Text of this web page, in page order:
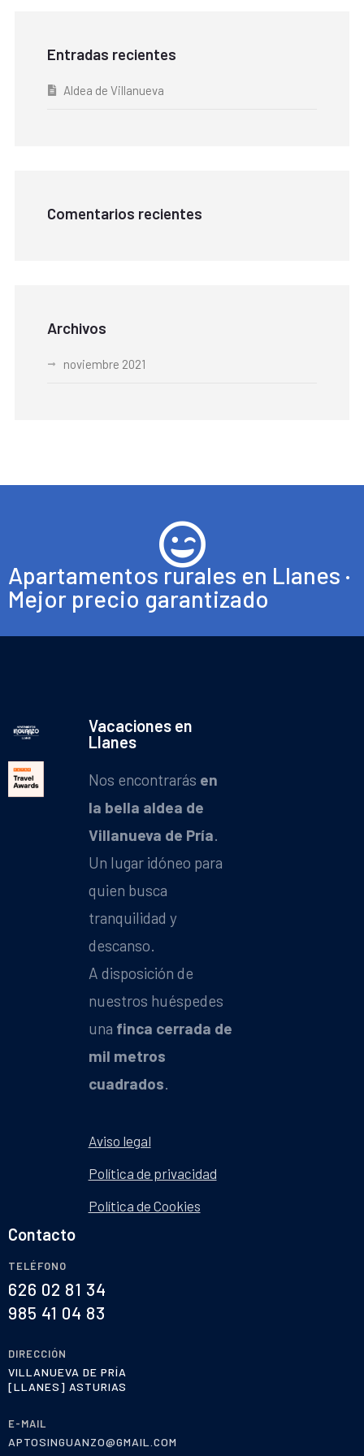
Entradas recientes
Aldea de Villanueva
Comentarios recientes
Archivos
noviembre 2021
Apartamentos rurales en Llanes ·
Mejor precio garantizado
Vacaciones en
Llanes
Nos encontrarás en
la bella aldea de
Villanueva de Pría.
Un lugar idóneo para
quien busca
tranquilidad y
descanso.
A disposición de
nuestros huéspedes
una finca cerrada de
mil metros
cuadrados.
Aviso legal
Política de privacidad
Política de Cookies
Contacto
TELÉFONO
626 02 81 34
985 41 04 83
DIRECCIÓN
VILLANUEVA DE PRÍA
[LLANES] ASTURIAS
E-MAIL
APTOSINGUANZO@GMAIL.COM